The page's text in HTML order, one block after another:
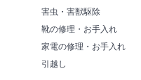
害虫・害獣駆除
靴の修理・お手入れ
家電の修理・お手入れ
引越し